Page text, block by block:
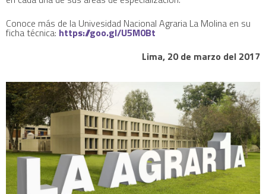
Conoce más de la Univesidad Nacional Agraria La Molina en su
ficha técnica: https://goo.gl/U5M0Bt
Lima, 20 de marzo del 2017